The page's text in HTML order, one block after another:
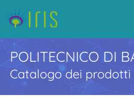
POLITECNICO DI
Catalogo dei prodotti